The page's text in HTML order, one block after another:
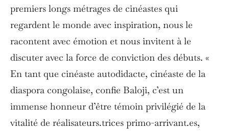
premiers longs métrages de cinéastes qui
regardent le monde avec inspiration, nous le
racontent avec émotion et nous invitent à le
discuter avec la force de conviction des débuts. «
En tant que cinéaste autodidacte, cinéaste de la
diaspora congolaise, confie Baloji, c’est un
immense honneur d’être témoin privilégié de la
vitalité de réalisateurs.trices primo-arrivant.es,